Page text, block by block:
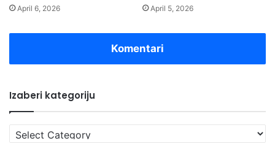
April 6, 2026 April 5, 2026
Komentari
Izaberi kategoriju
Izaberi
kategoriju